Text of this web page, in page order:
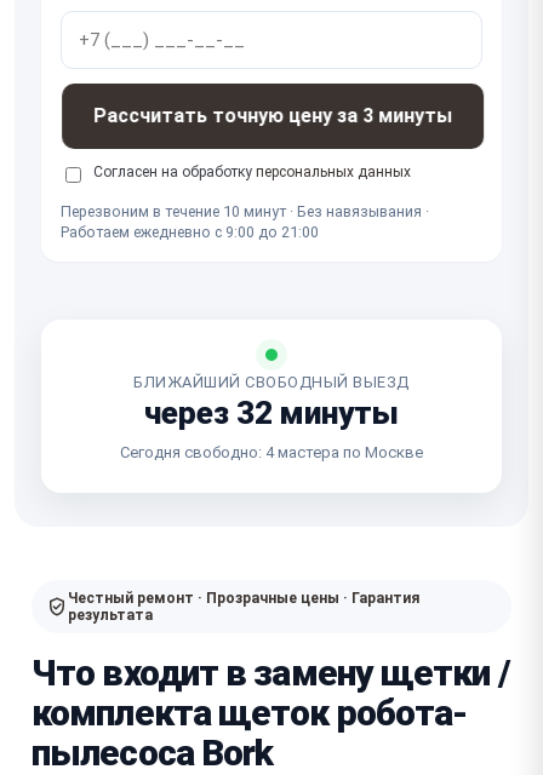
Рассчитать точную цену за 3 минуты
Согласен на обработку персональных данных
Перезвоним в течение 10 минут · Без навязывания ·
Работаем ежедневно с 9:00 до 21:00
БЛИЖАЙШИЙ СВОБОДНЫЙ ВЫЕЗД
через 32 минуты
Сегодня свободно: 4 мастера по Москве
Честный ремонт · Прозрачные цены · Гарантия
результата
Что входит в замену щетки /
комплекта щеток робота-
пылесоса Bork